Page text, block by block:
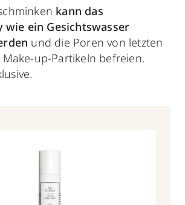
kann das
wie ein Gesichtswasser
und die Poren von letzten
up-Partikeln befreien.